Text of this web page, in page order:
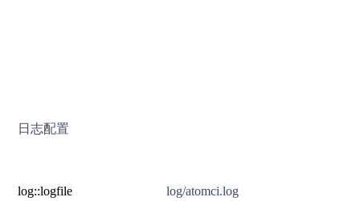
日志配置
log::logfile log/atomci.log